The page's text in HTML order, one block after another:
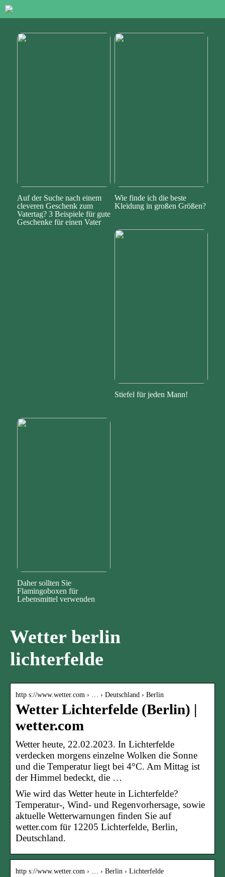
Auf der Suche nach einem
cleveren Geschenk zum
Vatertag? 3 Beispiele für gute
Geschenke für einen Vater
Wie finde ich die beste
Kleidung in großen Größen?
Stiefel für jeden Mann!
Daher sollten Sie
Flamingoboxen für
Lebensmittel verwenden
Wetter berlin
lichterfelde
http s://www.wetter.com › … › Deutschland › Berlin
Wetter Lichterfelde (Berlin) |
wetter.com
Wetter heute, 22.02.2023. In Lichterfelde
verdecken morgens einzelne Wolken die Sonne
und die Temperatur liegt bei 4°C. Am Mittag ist
der Himmel bedeckt, die …
Wie wird das Wetter heute in Lichterfelde?
Temperatur-, Wind- und Regenvorhersage, sowie
aktuelle Wetterwarnungen finden Sie auf
wetter.com für 12205 Lichterfelde, Berlin,
Deutschland.
http s://www.wetter.com › … › Berlin › Lichterfelde